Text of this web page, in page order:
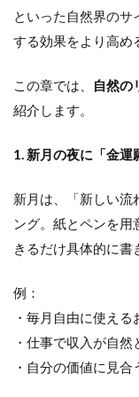
といった自然界の
する効果をより高め
この章では、 自然の
紹介します。
1. 新月の夜に「金運
新月は、「新しい流
ング。紙とペンを
きるだけ具体的に書
例：
・毎月自由に使え
・仕事で収入が自然
・自分の価値に見